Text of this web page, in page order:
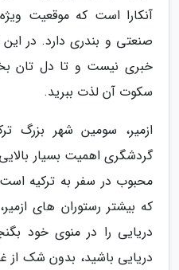
آنکارا است که موقعیت
صنعتی و بندری دارد. در
خبری نیست و تا دل تان
سکوت آن لذت ببرید.
ازمیر، سومین شهر بزرگ
گردشگری اهمیت بسیار
محبوب در سفر به ترکیه
که بیشتر رستوران های
دریایی را در منوی خود
دریایی باشید، بدون شک از